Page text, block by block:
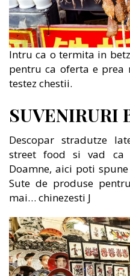
Intru ca o termita in
pentru ca oferta e prea
testez chestii.
SUVENIRURI
Descopar stradutze
street food si vad ca
Doamne, aici poti spune
Sute de produse
mai… chinezesti J